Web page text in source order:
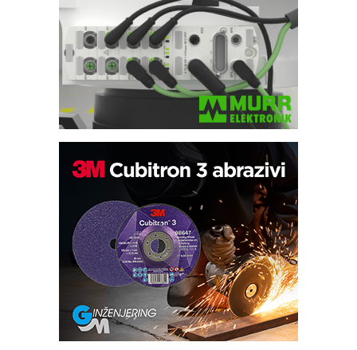
IB BLUMENAUER - više od 40 godina
poverenja u industriji
COMBYPACK
RMQ-TITAN ADVANCED INDICATOR
– Pametna signalizacija za efikasnije
upravljanje mašinama
Sigurnije ispitivanje transformatora u
solarnim elektranama i vetroparkovima
Pranje točkova na gradilištu- standard
modernog i odgovornog građenja